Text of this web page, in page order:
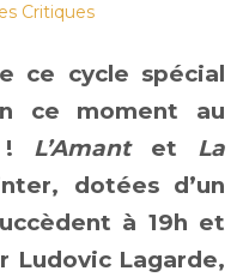
Critiques
ce cycle spécial
ce moment au
! L’Amant et La
dotées d’un
à 19h et
Ludovic Lagarde,